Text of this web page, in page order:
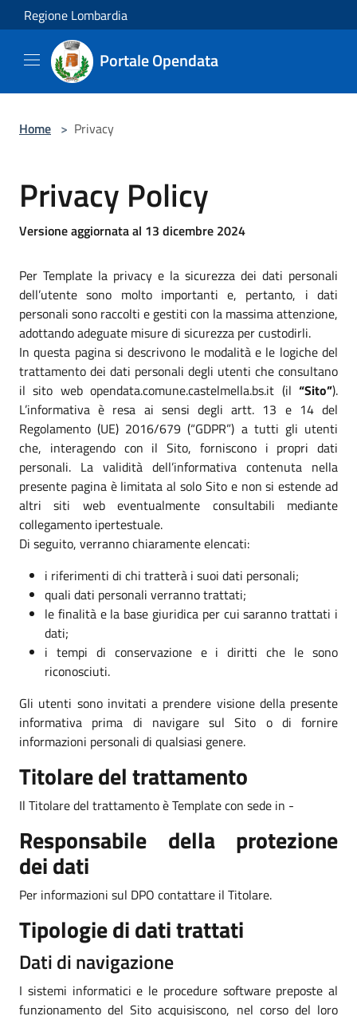
Salta al contenuto principale
Regione Lombardia
Portale Opendata
Home > Privacy
Privacy Policy
Versione aggiornata al 13 dicembre 2024
Per Template la privacy e la sicurezza dei dati personali
dell’utente sono molto importanti e, pertanto, i dati
personali sono raccolti e gestiti con la massima attenzione,
adottando adeguate misure di sicurezza per custodirli.
In questa pagina si descrivono le modalità e le logiche del
trattamento dei dati personali degli utenti che consultano
il sito web opendata.comune.castelmella.bs.it (il “Sito”).
L’informativa è resa ai sensi degli artt. 13 e 14 del
Regolamento (UE) 2016/679 (“GDPR”) a tutti gli utenti
che, interagendo con il Sito, forniscono i propri dati
personali. La validità dell’informativa contenuta nella
presente pagina è limitata al solo Sito e non si estende ad
altri siti web eventualmente consultabili mediante
collegamento ipertestuale.
Di seguito, verranno chiaramente elencati:
i riferimenti di chi tratterà i suoi dati personali;
quali dati personali verranno trattati;
le finalità e la base giuridica per cui saranno trattati i
dati;
i tempi di conservazione e i diritti che le sono
riconosciuti.
Gli utenti sono invitati a prendere visione della presente
informativa prima di navigare sul Sito o di fornire
informazioni personali di qualsiasi genere.
Titolare del trattamento
Il Titolare del trattamento è Template con sede in -
Responsabile della protezione
dei dati
Per informazioni sul DPO contattare il Titolare.
Tipologie di dati trattati
Dati di navigazione
I sistemi informatici e le procedure software preposte al
funzionamento del Sito acquisiscono, nel corso del loro